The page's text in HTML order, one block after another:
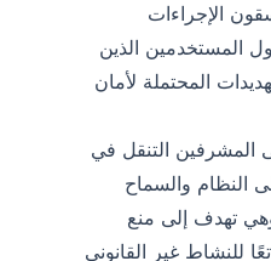
الإجراءات
المستخدمين الذين
المحتملة لأمان
المشرفين التنقل في
النظام والسماح
تهدف إلى منع
للنشاط غير القانوني